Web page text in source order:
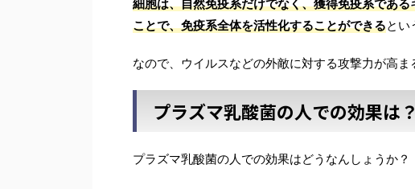
細胞は、自然免疫系だけでなく、獲得免疫系であ
ことで、免疫系全体を活性化することができるとい
なので、ウイルスなどの外敵に対する攻撃力が高ま
プラズマ乳酸菌の人での効果は？
プラズマ乳酸菌の人での効果はどうなんしょうか？